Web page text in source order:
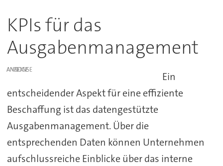
KPIs für das
Ausgabenmanagement
ANZEIGE
Ein
entscheidender Aspekt für eine effiziente
Beschaffung ist das datengestützte
Ausgabenmanagement. Über die
entsprechenden Daten können Unternehmen
aufschlussreiche Einblicke über das interne